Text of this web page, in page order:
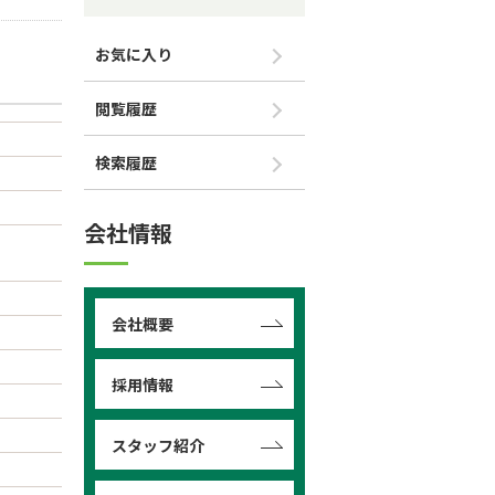
お気に入り
閲覧履歴
検索履歴
会社情報
会社概要
採用情報
スタッフ紹介